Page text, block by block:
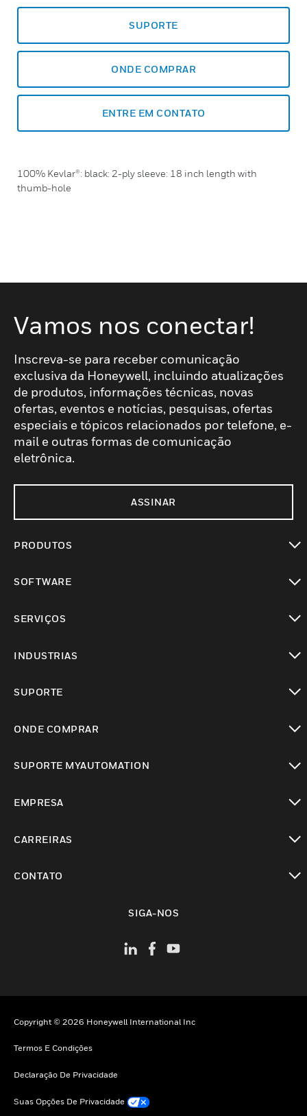
SUPORTE
ONDE COMPRAR
ENTRE EM CONTATO
100% Kevlar®: black: 2-ply sleeve: 18 inch length with
thumb-hole
Vamos nos conectar!
Inscreva-se para receber comunicação
exclusiva da Honeywell, incluindo atualizações
de produtos, informações técnicas, novas
ofertas, eventos e notícias, pesquisas, ofertas
especiais e tópicos relacionados por telefone, e-
mail e outras formas de comunicação
eletrônica.
ASSINAR
PRODUTOS
SOFTWARE
SERVIÇOS
INDUSTRIAS
SUPORTE
ONDE COMPRAR
SUPORTE MYAUTOMATION
EMPRESA
CARREIRAS
CONTATO
SIGA-NOS
Copyright © 2026 Honeywell International Inc
Termos E Condições
Declaração De Privacidade
Suas Opções De Privacidade